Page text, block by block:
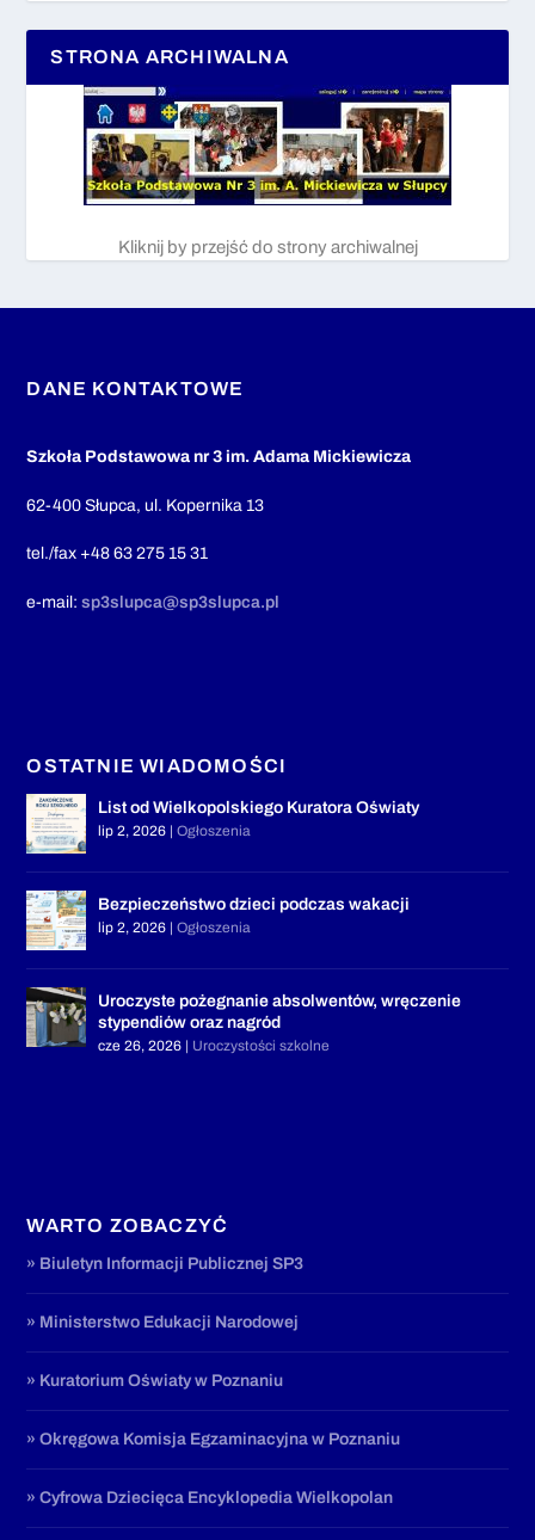
STRONA ARCHIWALNA
Kliknij by przejść do strony archiwalnej
DANE KONTAKTOWE
Szkoła Podstawowa nr 3 im. Adama Mickiewicza
62-400 Słupca, ul. Kopernika 13
tel./fax +48 63 275 15 31
e-mail:sp3slupca@sp3slupca.pl
OSTATNIE WIADOMOŚCI
List od Wielkopolskiego Kuratora Oświaty
lip 2, 2026 |Ogłoszenia
Bezpieczeństwo dzieci podczas wakacji
lip 2, 2026 |Ogłoszenia
Uroczyste pożegnanie absolwentów, wręczenie
stypendiów oraz nagród
cze 26, 2026 | Uroczystości szkolne
WARTO ZOBACZYĆ
» Biuletyn Informacji Publicznej SP3
» Ministerstwo Edukacji Narodowej
» Kuratorium Oświaty w Poznaniu
» Okręgowa Komisja Egzaminacyjna w Poznaniu
» Cyfrowa Dziecięca Encyklopedia Wielkopolan